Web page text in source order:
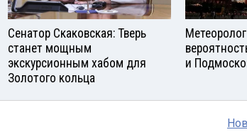
Сенатор Скаковская: Тверь
станет мощным
экскурсионным хабом для
Золотого кольца
и